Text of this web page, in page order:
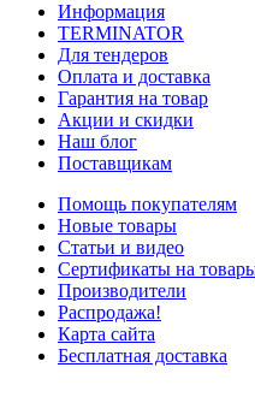
Информация
TERMINATOR
Для тендеров
Оплата и доставка
Гарантия на товар
Акции и скидки
Наш блог
Поставщикам
Помощь покупателям
Новые товары
Статьи и видео
Сертификаты на
Производители
Распродажа!
Карта сайта
Бесплатная доставка